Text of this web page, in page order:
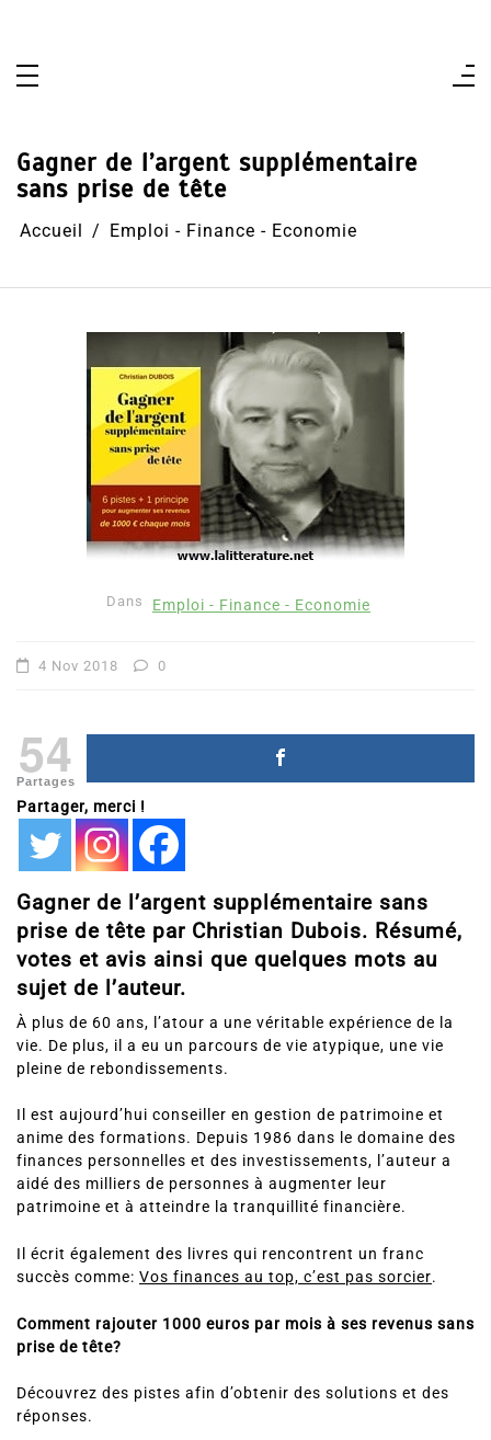
Gagner de l’argent supplémentaire
sans prise de tête
Accueil Emploi - Finance - Economie
Dans Emploi - Finance - Economie
4 Nov 2018 0
54
Partages
Partager, merci !
Gagner de l’argent supplémentaire sans
prise de tête par Christian Dubois. Résumé,
votes et avis ainsi que quelques mots au
sujet de l’auteur.
À plus de 60 ans, l’atour a une véritable expérience de la
vie. De plus, il a eu un parcours de vie atypique, une vie
pleine de rebondissements.
Il est aujourd’hui conseiller en gestion de patrimoine et
anime des formations. Depuis 1986 dans le domaine des
finances personnelles et des investissements, l’auteur a
aidé des milliers de personnes à augmenter leur
patrimoine et à atteindre la tranquillité financière.
Il écrit également des livres qui rencontrent un franc
succès comme: Vos finances au top, c’est pas sorcier.
Comment rajouter 1000 euros par mois à ses revenus sans
prise de tête?
Découvrez des pistes afin d’obtenir des solutions et des
réponses.